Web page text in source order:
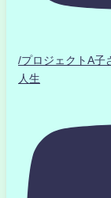
/プロジェクトA
人生